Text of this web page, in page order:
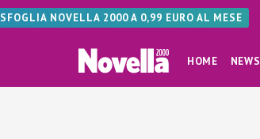
SFOGLIA NOVELLA 2000 A 0,99 EURO AL MESE
HOME NEWS